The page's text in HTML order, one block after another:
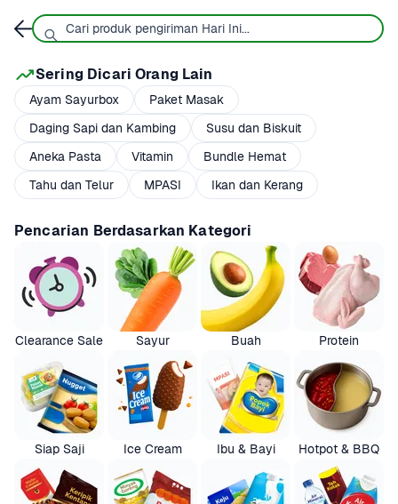
Sering Dicari Orang Lain
Ayam Sayurbox
Paket Masak
Daging Sapi dan Kambing
Susu dan Biskuit
Aneka Pasta
Vitamin
Bundle Hemat
Tahu dan Telur
MPASI Ikan dan Kerang
Pencarian Berdasarkan Kategori
Clearance Sale Sayur Buah Protein
Siap Saji Ice Cream Ibu & Bayi Hotpot & BBQ